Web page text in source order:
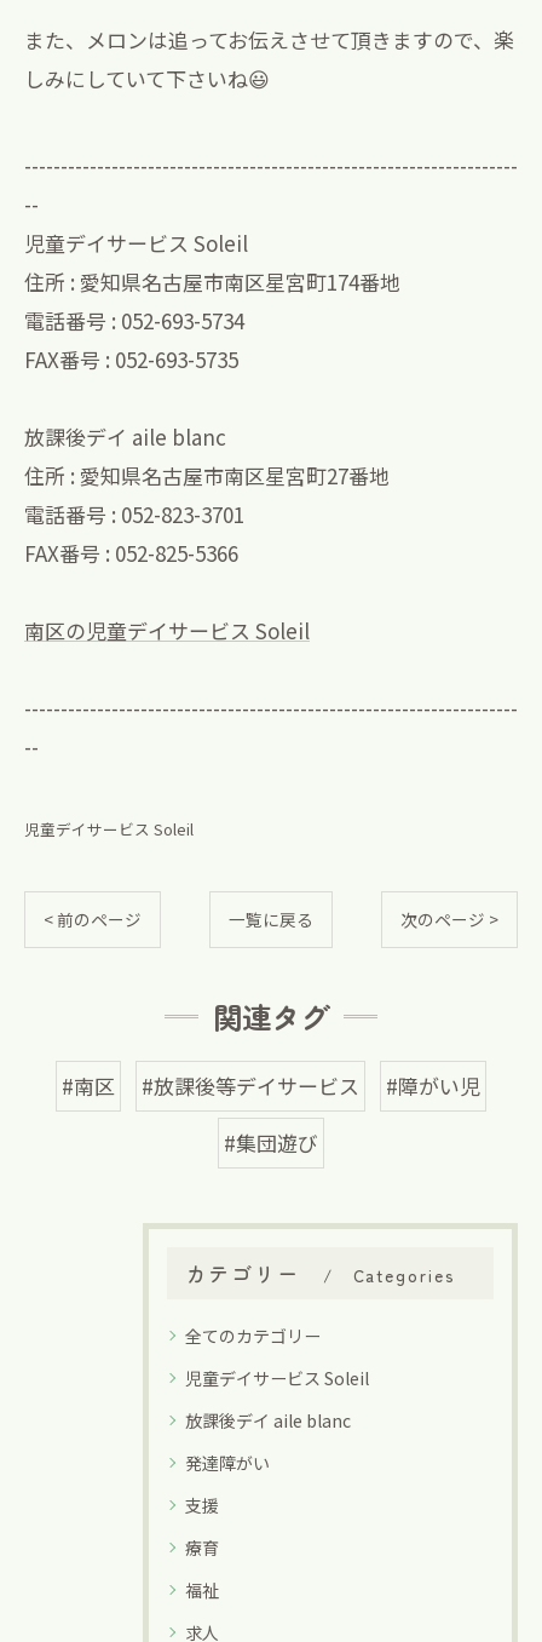
また、メロンは追ってお伝えさせて頂きますので、楽
しみにしていて下さいね😃
--------------------------------------------------------------------
--
児童デイサービス Soleil
住所 : 愛知県名古屋市南区星宮町174番地
電話番号 : 052-693-5734
FAX番号 : 052-693-5735
放課後デイ aile blanc
住所 : 愛知県名古屋市南区星宮町27番地
電話番号 : 052-823-3701
FAX番号 : 052-825-5366
南区の児童デイサービス Soleil
--------------------------------------------------------------------
--
児童デイサービス Soleil
< 前のページ 一覧に戻る 次のページ >
関連タグ
#南区 #放課後等デイサービス
#障がい児
#集団遊び
カテゴリー Categories
全てのカテゴリー
児童デイサービス Soleil
放課後デイ aile blanc
発達障がい
支援
療育
福祉
求人